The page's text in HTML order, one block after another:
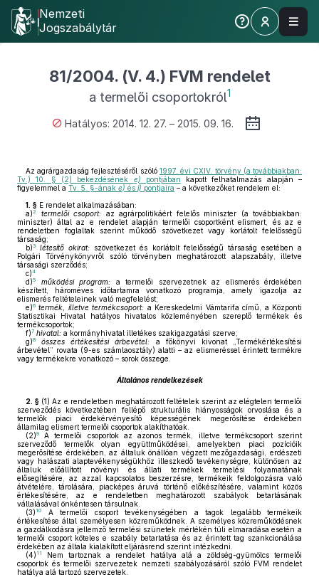
Nemzeti
Jogszabálytár
81/2004. (V. 4.) FVM rendelet
a termelői csoportokról1
Hatályos: 2014. 12. 27. – 2015. 09. 16.
Az agrárgazdaság fejlesztéséről szóló 1997. évi CXIV. törvény (a továbbiakban:
Tv.) 10. § (2) bekezdésének e) pontjában kapott felhatalmazás alapján –
figyelemmel a Tv. 5. §-ának e) és j) pontjaira – a következőket rendelem el:
1. § E rendelet alkalmazásában:
a)2 termelői csoport: az agrárpolitikáért felelős miniszter (a továbbiakban:
miniszter) által az e rendelet alapján termelői csoportként elismert, és az e
rendeletben foglaltak szerint működő szövetkezet vagy korlátolt felelősségű
társaság;
b)3 létesítő okirat: szövetkezet és korlátolt felelősségű társaság esetében a
Polgári Törvénykönyvről szóló törvényben meghatározott alapszabály, illetve
társasági szerződés;
c)4
d)5 működési program: a termelői szervezetnek az elismerés érdekében
készített, hároméves időtartamra vonatkozó programja, amely igazolja az
elismerés feltételeinek való megfelelést;
e)6 termék, illetve termékcsoport: a Kereskedelmi Vámtarifa című, a Központi
Statisztikai Hivatal hatályos hivatalos közleményében szereplő termékek és
termékcsoportok;
f)7 hivatal: a kormányhivatal illetékes szakigazgatási szerve;
g)8 összes értékesítési árbevétel: a főkönyvi kivonat „Termékértékesítési
árbevétel” rovata (9-es számlaosztály) alatti – az elismeréssel érintett termékre
vagy termékekre vonatkozó – sorok összege.
Általános rendelkezések
2. § (1) Az e rendeletben meghatározott feltételek szerint az elégtelen termelői
szerveződés következtében fellépő strukturális hiányosságok orvoslása és a
termelők piaci érdekérvényesítő képességének megerősítése érdekében
államilag elismert termelői csoportok alakíthatóak.
(2)9
A termelői csoportok az azonos termék, illetve termékcsoport szerint
szerveződő termelők olyan együttműködései, amelyekben piaci pozícióik
megerősítése érdekében, az általuk önállóan végzett mezőgazdasági, erdészeti
vagy halászati alaptevékenységükhöz illeszkedő tevékenységre, különösen az
általuk előállított növényi és állati termékek termelési folyamatának
elősegítésére, az azzal kapcsolatos beszerzésre, termékeik feldolgozásra való
átvételére, tárolására, piacképes áruvá történő előkészítésére, valamint közös
értékesítésére, az e rendeletben meghatározott szabályok betartásának
vállalásával önkéntesen társulnak.
(3) 10
A termelői csoport tevékenységében a tagok legalább termékeik
értékesítése által személyesen közreműködnek. A személyes közreműködésnek
a gazdálkodásra jellemző termelési szünetek mértékén túli elmaradása esetén a
termelői csoport köteles e szabály betartatása és az érintett tag szankcionálása
érdekében az általa kialakított eljárásrend szerint intézkedni.
(4) 11
Nem tartoznak a rendelet hatálya alá a zöldség-gyümölcs termelői
csoportok és termelői szervezetek nemzeti szabályozásáról szóló FVM rendelet
hatálya alá tartozó szervezetek.